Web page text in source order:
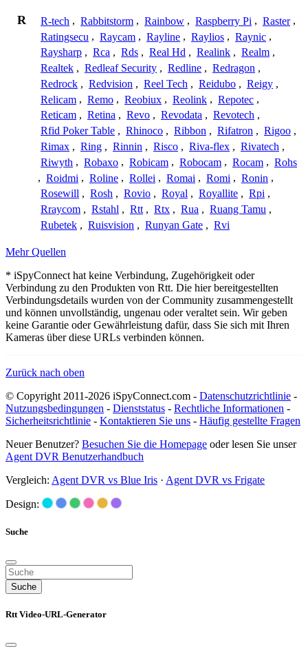
R R-tech , Rabbitstorm , Rainbow , Raspberry Pi , Raster ,
Ratingsecu , Raycam , Rayline , Raylios , Raynic ,
Raysharp , Rca , Rds , Real Hd , Realink , Realm ,
Realtek , Redleaf Security , Redline , Redragon ,
Redrock , Redvision , Reel Tech , Reidubo , Reigy ,
Relicam , Remo , Reobiux , Reolink , Repotec ,
Reticam , Retina , Revo , Revodata , Revotech ,
Rfid Poker Table , Rhinoco , Ribbon , Rifatron , Rigoo ,
Rimax , Ring , Rinnin , Risco , Riva-flex , Rivatech ,
Riwyth , Robaxo , Robicam , Robocam , Rocam , Rohs
, Roidmi , Roline , Rollei , Romai , Romi , Ronin ,
Rosewill , Rosh , Rovio , Royal , Royallite , Rpi ,
Rraycom , Rstahl , Rtt , Rtx , Rua , Ruang Tamu ,
Rubetek , Ruisvision , Runyan Gate , Rvi
Mehr Quellen
* iSpyConnect hat keine Verbindung, Zugehörigkeit oder
Verbindung zu den Produkten von Rtt. Die hier bereitgestellten
Verbindungsdetails wurden von der Community zusammengestellt
und können unvollständig, ungenau oder veraltet sein. Wir geben
keine Garantie oder Gewährleistung dafür, dass Sie sich mit Ihren
Kameras über diese URLs verbinden können.
Zurück nach oben
© Copyright 2011-2026 iSpyConnect.com - Datenschutzrichtlinie -
Nutzungsbedingungen - Dienststatus - Rechtliche Informationen -
Sicherheitsrichtlinie - Kontaktieren Sie uns - Häufig gestellte Fragen
Neuer Benutzer? Besuchen Sie die Homepage oder lesen Sie unser
Agent DVR Benutzerhandbuch
Vergleich: Agent DVR vs Blue Iris · Agent DVR vs Frigate
Design:
Suche
Suche
Rtt Video-URL-Generator